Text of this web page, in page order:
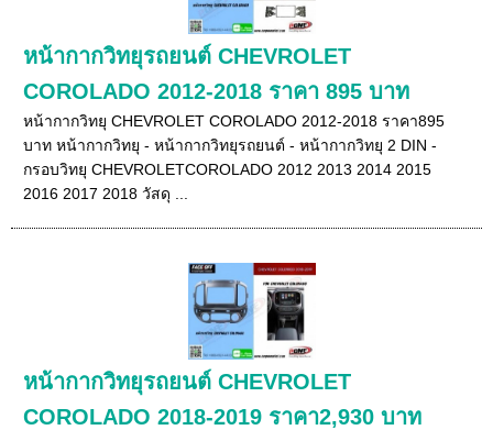
หน้ากากวิทยุรถยนต์ CHEVROLET
COROLADO 2012-2018 ราคา 895 บาท
หน้ากากวิทยุ CHEVROLET COROLADO 2012-2018 ราคา895
บาท หน้ากากวิทยุ - หน้ากากวิทยุรถยนต์ - หน้ากากวิทยุ 2 DIN -
กรอบวิทยุ CHEVROLETCOROLADO 2012 2013 2014 2015
2016 2017 2018 วัสดุ ...
หน้ากากวิทยุรถยนต์ CHEVROLET
COROLADO 2018-2019 ราคา2,930 บาท